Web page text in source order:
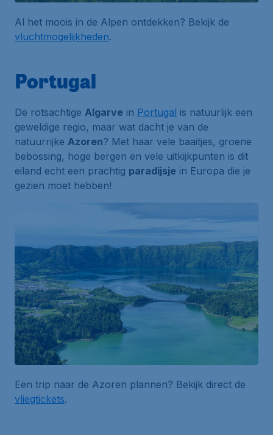
Al het moois in de Alpen ontdekken? Bekijk de
vluchtmogelijkheden.
Portugal
De rotsachtige Algarve in Portugal is natuurlijk een
geweldige regio, maar wat dacht je van de
natuurrijke Azoren? Met haar vele baaitjes, groene
bebossing, hoge bergen en vele uitkijkpunten is dit
eiland echt een prachtig paradijsje in Europa die je
gezien moet hebben!
Een trip naar de Azoren plannen? Bekijk direct de
vliegtickets.